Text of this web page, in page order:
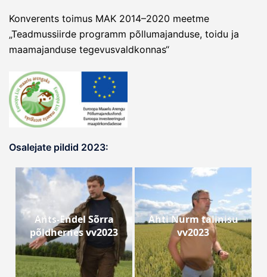
Konverents toimus MAK 2014–2020 meetme
„Teadmussiirde programm põllumajanduse, toidu ja
maamajanduse tegevusvaldkonnas“
Osalejate pildid 2023:
Ants-Endel Sõrra
põldhernes vv2023
Ahti Nurm talinisu
vv2023